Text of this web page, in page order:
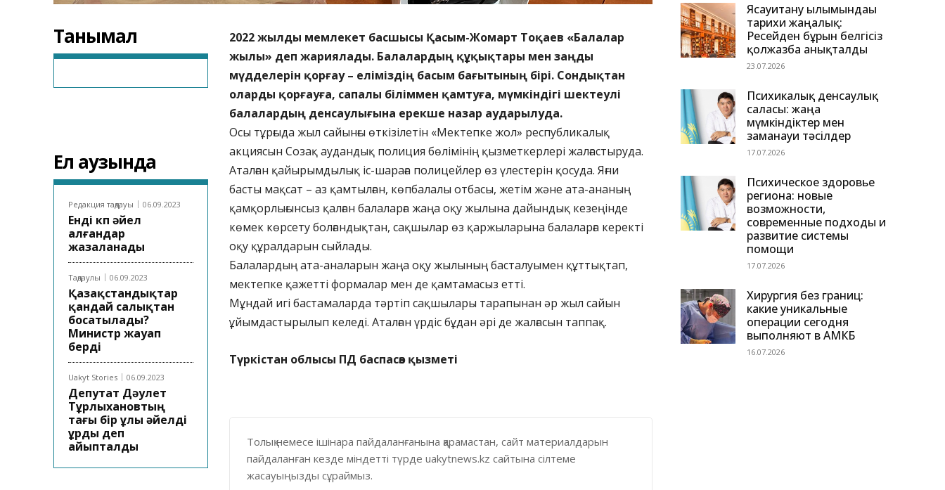
Танымал
Ел аузында
Редакция таңдауы 06.09.2023
Енді көп әйел
алғандар
жазаланады
Таңдаулы 06.09.2023
Қазақстандықтар
қандай салықтан
босатылады?
Министр жауап
берді
Uakyt Stories 06.09.2023
Депутат Дәулет
Тұрлыхановтың
тағы бір ұлы әйелді
ұрды деп
айыпталды
2022 жылды мемлекет басшысы Қасым-Жомарт Тоқаев «Балалар
жылы» деп жариялады. Балалардың құқықтары мен заңды
мүдделерін қорғау – еліміздің басым бағытының бірі. Сондықтан
оларды қорғауға, сапалы біліммен қамтуға, мүмкіндігі шектеулі
балалардың денсаулығына ерекше назар аударылуда.
Осы тұрғыда жыл сайынғы өткізілетін «Мектепке жол» республикалық
акциясын Созақ аудандық полиция бөлімінің қызметкерлері жалғастыруда.
Аталған қайырымдылық іс-шараға полицейлер өз үлестерін қосуда. Яғни
басты мақсат – аз қамтылған, көпбалалы отбасы, жетім және ата-ананың
қамқорлығынсыз қалған балаларға жаңа оқу жылына дайындық кезеңінде
көмек көрсету болғандықтан, сақшылар өз қаржыларына балаларға керекті
оқу құралдарын сыйлады.
Балалардың ата-аналарын жаңа оқу жылының басталуымен құттықтап,
мектепке қажетті формалар мен де қамтамасыз етті.
Мұндай игі бастамаларда тәртіп сақшылары тарапынан әр жыл сайын
ұйымдастырылып келеді. Аталған үрдіс бұдан әрі де жалғасын таппақ.
Түркістан облысы ПД баспасөз қызметі
Толық немесе ішінара пайдаланғанына қарамастан, сайт материалдарын
пайдаланған кезде міндетті түрде uakytnews.kz сайтына сілтеме
жасауыңызды сұраймыз.
Ясауитану ғылымындағы
тарихи жаңалық:
Ресейден бұрын белгісіз
қолжазба анықталды
23.07.2026
Психикалық денсаулық
саласы: жаңа
мүмкіндіктер мен
заманауи тәсілдер
17.07.2026
Психическое здоровье
региона: новые
возможности,
современные подходы и
развитие системы
помощи
17.07.2026
Хирургия без границ:
какие уникальные
операции сегодня
выполняют в АМКБ
16.07.2026